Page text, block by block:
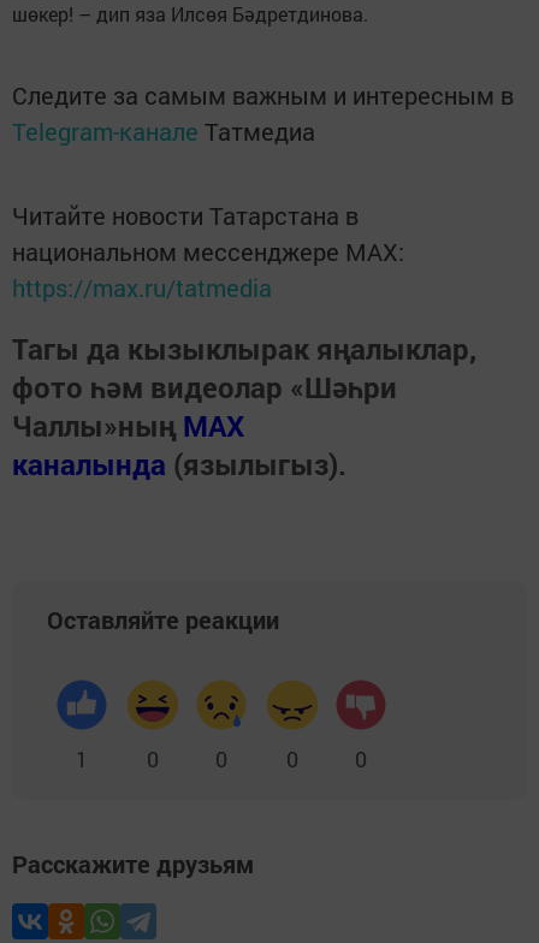
шөкер! – дип яза Илсөя Бәдретдинова.
Следите за самым важным и интересным в
Telegram-канале Татмедиа
Читайте новости Татарстана в
национальном мессенджере MАХ:
https://max.ru/tatmedia
Тагы да кызыклырак яңалыклар,
фото һәм видеолар «Шәһри
Чаллы»ның MAX
каналында (язылыгыз).
Оставляйте реакции
1 0 0 0 0
Расскажите друзьям